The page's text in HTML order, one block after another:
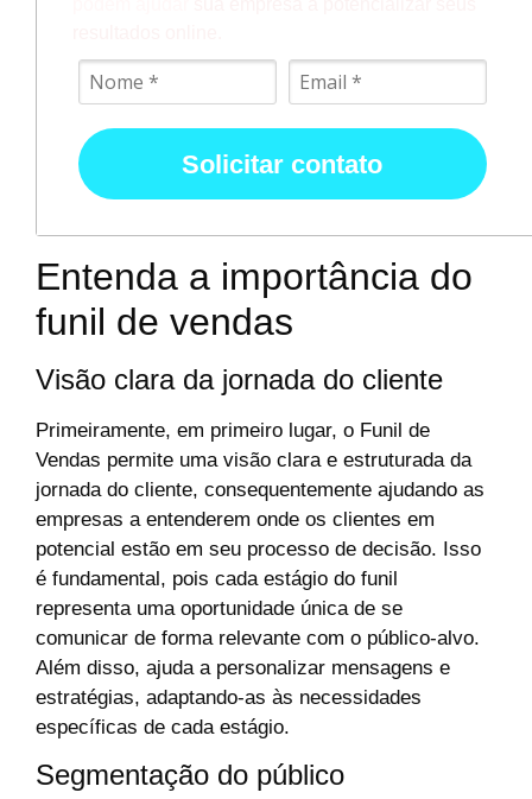
Solicitar contato
Entenda a importância do
funil de vendas
Visão clara da jornada do cliente
Primeiramente, em primeiro lugar, o Funil de
Vendas permite uma visão clara e estruturada da
jornada do cliente, consequentemente ajudando as
empresas a entenderem onde os clientes em
potencial estão em seu processo de decisão. Isso
é fundamental, pois cada estágio do funil
representa uma oportunidade única de se
comunicar de forma relevante com o público-alvo.
Além disso, ajuda a personalizar mensagens e
estratégias, adaptando-as às necessidades
específicas de cada estágio.
Segmentação do público